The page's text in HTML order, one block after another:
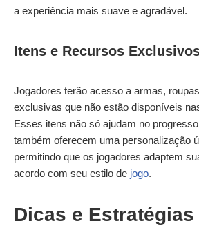
a experiência mais suave e agradável.
Itens e Recursos
Jogadores terão acesso a armas,
exclusivas que não estão disponíveis
Esses itens não só ajudam no
também oferecem uma personalização
permitindo que os jogadores adaptem
acordo com seu estilo de jogo.
Dicas e Estratégias